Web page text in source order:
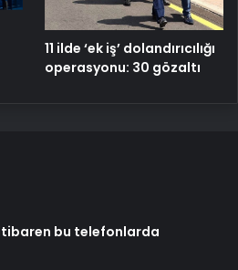
11 ilde ‘ek iş’ dolandırıcılığı
operasyonu: 30 gözaltı
bu telefonlarda